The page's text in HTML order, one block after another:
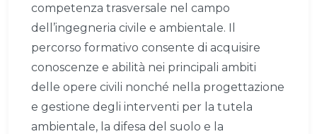
competenza trasversale nel campo
dell’ingegneria civile e ambientale. Il
percorso formativo consente di acquisire
conoscenze e abilità nei principali ambiti
delle opere civili nonché nella progettazione
e gestione degli interventi per la tutela
ambientale, la difesa del suolo e la